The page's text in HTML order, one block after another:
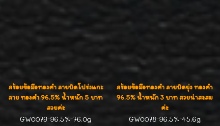
สร้อยข้อมือทองคำ ลายบิดโปร่งแกะ
ลาย ทองคำ 96.5% น้ำหนัก 5 บาท
สวยค่ะ
GW0079-96.5%-76.0g
สร้อยข้อมือทองคำ ลายบิดยุ่ง ทองคำ
96.5% น้ำหนัก 3 บาท สวยน่าสะสม
ค่ะ
GW0078-96.5%-45.6g